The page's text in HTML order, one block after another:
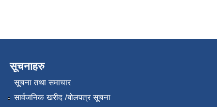
सूचनाहरु
सूचना तथा समाचार
सार्वजनिक खरीद /बोलपत्र सूचना